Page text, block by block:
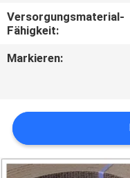
VERBINDUNG
FORDERN
SITEMAP
Versorgungsmaterial-
Fähigkeit:
Markieren: